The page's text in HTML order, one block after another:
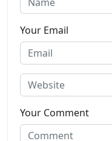
Your Email
Your Comment